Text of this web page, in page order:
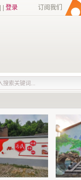
登录 订阅我们